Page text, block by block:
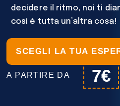
decidere il ritmo, noi ti
così è tutta un’altra cosa!
SCEGLI LA TUA
A PARTIRE DA 7€